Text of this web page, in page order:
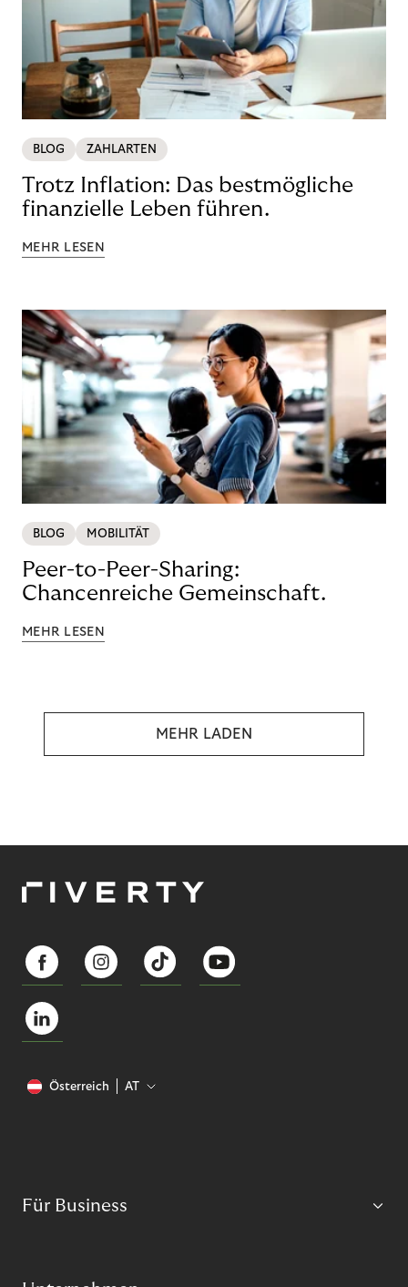
BLOG ZAHLARTEN
Trotz Inflation: Das bestmögliche
finanzielle Leben führen.
MEHR LESEN
BLOG MOBILITÄT
Peer-to-Peer-Sharing:
Chancenreiche Gemeinschaft.
MEHR LESEN
MEHR LADEN
Österreich AT
Für Business